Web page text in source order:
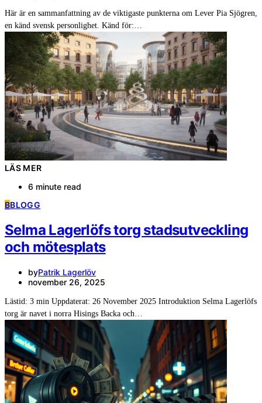
Här är en sammanfattning av de viktigaste punkterna om Lever Pia Sjögren,
en känd svensk personlighet. Känd för:…
LÄS MER
6 minute read
BBLOGG
Selma Lagerlöfs torg stadsutveckling
och mötesplats
byPatrik Lagerlöv
november 26, 2025
Lästid: 3 min Uppdaterat: 26 November 2025 Introduktion Selma Lagerlöfs
torg är navet i norra Hisings Backa och…